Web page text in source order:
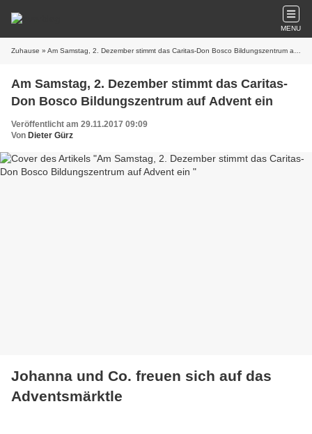
MENU
Zuhause » Am Samstag, 2. Dezember stimmt das Caritas-Don Bosco Bildungszentrum auf Advent ein
Am Samstag, 2. Dezember stimmt das Caritas-
Don Bosco Bildungszentrum auf Advent ein
Veröffentlicht am 29.11.2017 09:09
Von Dieter Gürz
Johanna und Co. freuen sich auf das
Adventsmärktle